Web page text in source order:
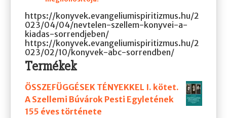
https://konyvek.evangeliumispiritizmus.hu/2
023/04/04/nevtelen-szellem-konyvei-a-
kiadas-sorrendjeben/
https://konyvek.evangeliumispiritizmus.hu/2
023/02/10/konyvek-abc-sorrendben/
Termékek
ÖSSZEFÜGGÉSEK TÉNYEKKEL I. kötet.
A Szellemi Búvárok Pesti Egyletének
155 éves története